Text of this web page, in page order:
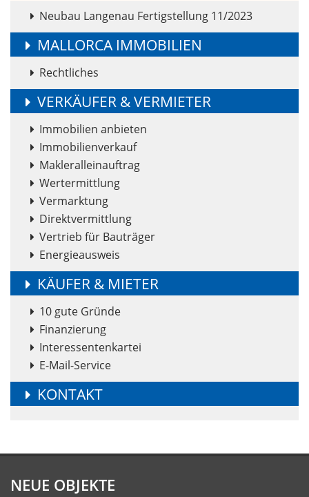
Neubau Langenau Fertigstellung 11/2023
MALLORCA IMMOBILIEN
Rechtliches
VERKÄUFER & VERMIETER
Immobilien anbieten
Immobilienverkauf
Makleralleinauftrag
Wertermittlung
Vermarktung
Direktvermittlung
Vertrieb für Bauträger
Energieausweis
KÄUFER & MIETER
10 gute Gründe
Finanzierung
Interessentenkartei
E-Mail-Service
KONTAKT
NEUE OBJEKTE